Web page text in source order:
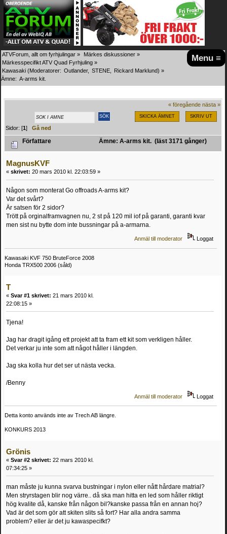
Menu ≡
ATVForum, allt om fyrhjulingar » Märkes diskussioner »
Märkesspecifikt ATV Quad Fyrhjuling »
Kawasaki (Moderatorer: Outlander, STENE Rickard Marklund) »
Ämne: A-arms kit.
« föregående nästa »
SKICKA ÄMNET SKRIV UT
Sidor: [1]Gå ned
Författare Ämne: A-arms kit. (läst 3171 gånger)
MagnusKVF
« skrivet: 20 mars 2010 kl. 22:03:59 »
Någon som monterat Go offroads A-arms kit?
Var det svårt?
Är satsen för 2 sidor?
Trött på orginalframvagnen nu, 2 st på 120 mil iof på garanti, garanti kvar
men sist nu bytte dom inte bussningar på a-armarna.
Anmäl till moderator Loggat
Kawasaki KVF 750 BruteForce 2008
Honda TRX500 2006 (såld)
T
« Svar #1 skrivet: 21 mars 2010 kl.
22:08:15 »
Tjena!
Jag har dragit igång ett projekt att ta fram ett kit som verkligen håller.
Det verkar ju inte som att något håller i längden.
Jag ska kolla hur det ser ut nästa vecka.
/Benny
Anmäl till moderator Loggat
Detta konto används inte av Trech AB längre.
KONKURS 2013
Grönis
« Svar #2 skrivet: 22 mars 2010 kl.
07:34:25 »
man måste ju kunna svarva bustningar i nylon eller nått hårdare matrial?
Men stryrstagen blir nog värre.. då ska man hitta en led som håller riktigt
hög kvalite då, kanske från någon bil?kanske passa från en annan hoj?
Vad är det som gör att skiten slits så fort? Har alla andra samma
problem? eller är det ju kawaspecifkt?